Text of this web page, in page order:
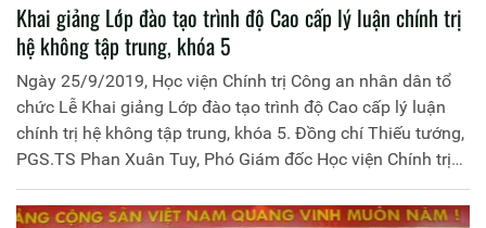
Khai giảng Lớp đào tạo trình độ Cao cấp lý luận chính trị
hệ không tập trung, khóa 5
Ngày 25/9/2019, Học viện Chính trị Công an nhân dân tổ
chức Lễ Khai giảng Lớp đào tạo trình độ Cao cấp lý luận
chính trị hệ không tập trung, khóa 5. Đồng chí Thiếu tướng,
PGS.TS Phan Xuân Tuy, Phó Giám đốc Học viện Chính trị
Công an nhân dân chủ trì buổi Lễ.